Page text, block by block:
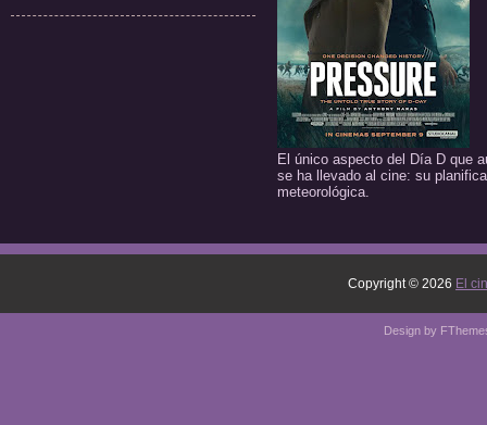
El único aspecto del Día D que
se ha llevado al cine: su
meteorológica.
Copyright © 2026 El
Design by